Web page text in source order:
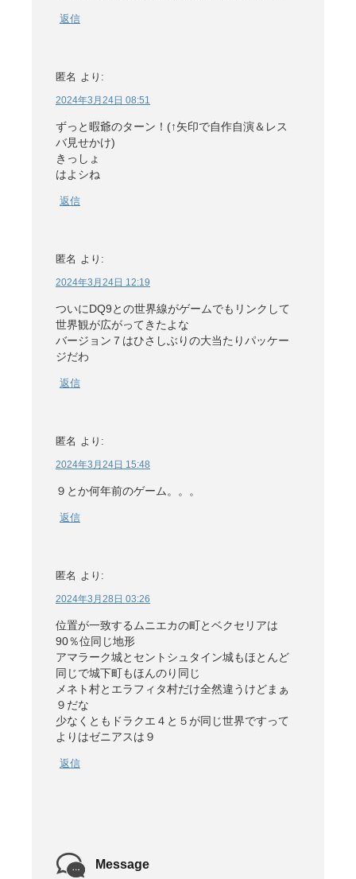
返信
匿名 より:
2024年3月24日 08:51
ずっと暇爺のターン！(↑矢印で自作自演＆レス
バ見せかけ)
きっしょ
はよシね
返信
匿名 より:
2024年3月24日 12:19
ついにDQ9との世界線がゲームでもリンクして
世界観が広がってきたよな
バージョン７はひさしぶりの大当たりパッケー
ジだわ
返信
匿名 より:
2024年3月24日 15:48
９とか何年前のゲーム。。。
返信
匿名 より:
2024年3月28日 03:26
位置が一致するムニエカの町とベクセリアは
90％位同じ地形
アマラーク城とセントシュタイン城もほとんど
同じで城下町もほんのり同じ
メネト村とエラフィタ村だけ全然違うけどまぁ
９だな
少なくともドラクエ４と５が同じ世界ですって
よりはゼニアスは９
返信
Message